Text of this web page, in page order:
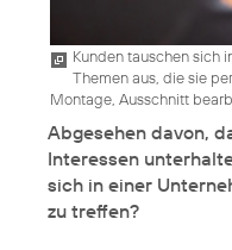
Kunden tauschen sich
Themen aus, die sie
Montage, Ausschnitt
Abgesehen davon,
Interessen
sich in einer
zu treffen?